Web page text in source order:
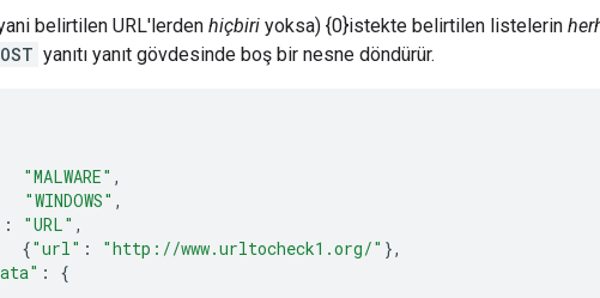
belirtilen URL'lerden hiçbiri yoksa) {0}istekte belirtilen listelerin
yanıtı yanıt gövdesinde boş bir nesne döndürür.
"MALWARE" ,
"WINDOWS" ,
: "URL" ,
{"url" : "http://www.urltocheck1.org/" },
:
{